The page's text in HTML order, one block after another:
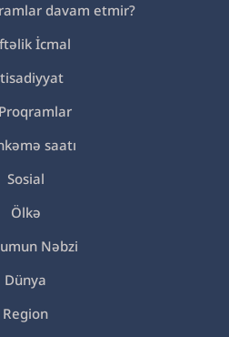
davam etmir?
İcmal
saatı
Sosial
Ölkə
Nəbzi
Dünya
Region